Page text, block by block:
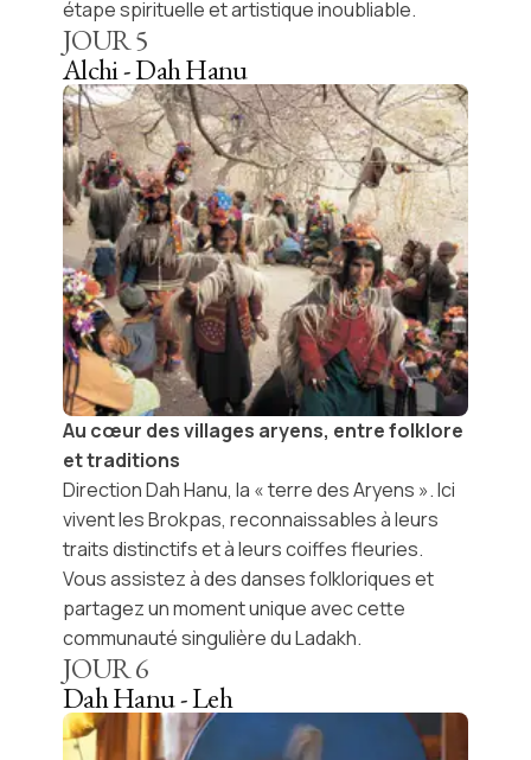
étape spirituelle et artistique inoubliable.
JOUR5
Alchi - Dah Hanu
Au cœur des villages aryens, entre folklore
et traditions
DirectionDah Hanu, la « terre des Aryens ». Ici
vivent lesBrokpas, reconnaissables à leurs
traits distinctifs et à leurs coiffes fleuries.
Vous assistez à des danses folkloriques et
partagez un moment unique avec cette
communauté singulière du Ladakh.
JOUR6
Dah Hanu - Leh